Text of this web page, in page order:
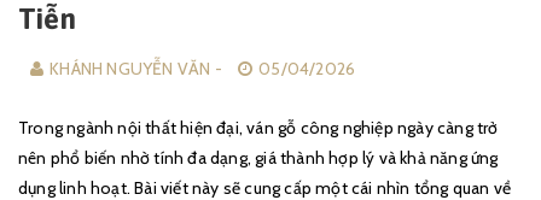
Tiễn
KHÁNH NGUYỄN VĂN - 05/04/2026
Trong ngành nội thất hiện đại, ván gỗ công nghiệp ngày càng trở
nên phổ biến nhờ tính đa dạng, giá thành hợp lý và khả năng ứng
dụng linh hoạt. Bài viết này sẽ cung cấp một cái nhìn tổng quan về